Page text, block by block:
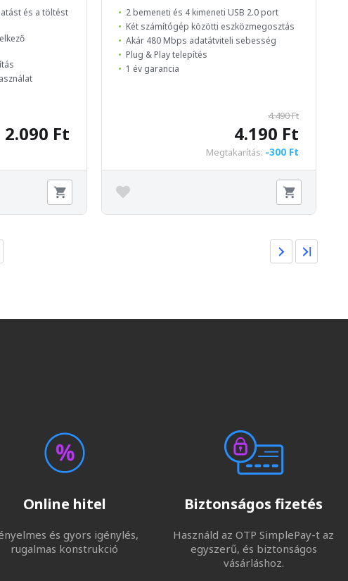
és a töltést
2.090 Ft
2 bemeneti és 4 kimeneti USB 2.0 port
Két számítógép közötti eszközmegosztás
Akár 480 Mbps adatátviteli sebesség
Plug & Play telepítés
1 év garancia
4.490 Ft
4.190 Ft
Megtakarítás: -300 Ft
Online hitel
és gyors igénylés,
rugalmas konstrukció
Biztonságos fizetés
Használd az OTP SimplePay-t az
egyszerű, és biztonságos
vásárláshoz.